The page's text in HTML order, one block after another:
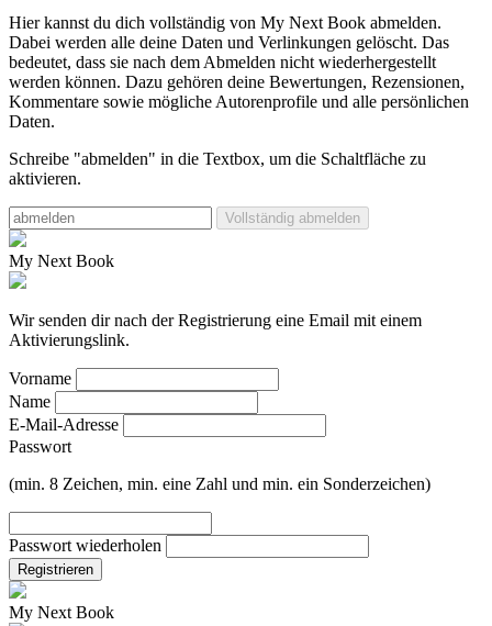
Hier kannst du dich vollständig von My Next Book abmelden.
Dabei werden alle deine Daten und Verlinkungen gelöscht. Das
bedeutet, dass sie nach dem Abmelden nicht wiederhergestellt
werden können. Dazu gehören deine Bewertungen, Rezensionen,
Kommentare sowie mögliche Autorenprofile und alle persönlichen
Daten.
Schreibe "abmelden" in die Textbox, um die Schaltfläche zu
aktivieren.
Vollständig abmelden
My Next Book
Wir senden dir nach der Registrierung eine Email mit einem
Aktivierungslink.
Vorname
Name
E-Mail-Adresse
Passwort
(min. 8 Zeichen, min. eine Zahl und min. ein Sonderzeichen)
Passwort wiederholen
Registrieren
My Next Book